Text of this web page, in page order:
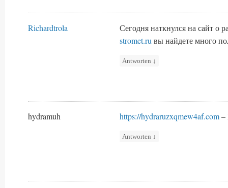
Richardtrola
Сегодня наткнулся на сайт о
stromet.ruвы найдете много
Antworten ↓
hydramuh https://hydraruzxqmew4af.com–
Antworten ↓